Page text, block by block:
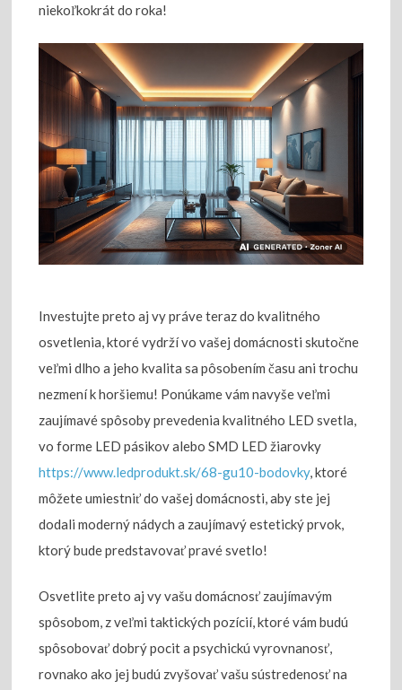
niekoľkokrát do roka!
Investujte preto aj vy práve teraz do kvalitného
osvetlenia, ktoré vydrží vo vašej domácnosti skutočne
veľmi dlho a jeho kvalita sa pôsobením času ani trochu
nezmení k horšiemu! Ponúkame vám navyše veľmi
zaujímavé spôsoby prevedenia kvalitného LED svetla,
vo forme LED pásikov alebo SMD LED žiarovky
https://www.ledprodukt.sk/68-gu10-bodovky, ktoré
môžete umiestniť do vašej domácnosti, aby ste jej
dodali moderný nádych a zaujímavý estetický prvok,
ktorý bude predstavovať pravé svetlo!
Osvetlite preto aj vy vašu domácnosť zaujímavým
spôsobom, z veľmi taktických pozícií, ktoré vám budú
spôsobovať dobrý pocit a psychickú vyrovnanosť,
rovnako ako jej budú zvyšovať vašu sústredenosť na